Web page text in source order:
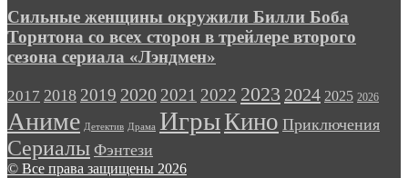
Сильные женщины окружили Билли Боба
Торнтона со всех сторон в трейлере второго
сезона сериала «Лэндмен»
2017 2018 2019 2020 2021 2022 2023 2024 2025 2026
Аниме Детектив Драма ИгрыКино Приключения
Сериалы Фэнтези
© Все права защищены 2026